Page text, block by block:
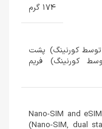
174 گرم
کورنینگ) پشت
کورنینگ) فریم
Nano-SIM and
(Nano-SIM, dual